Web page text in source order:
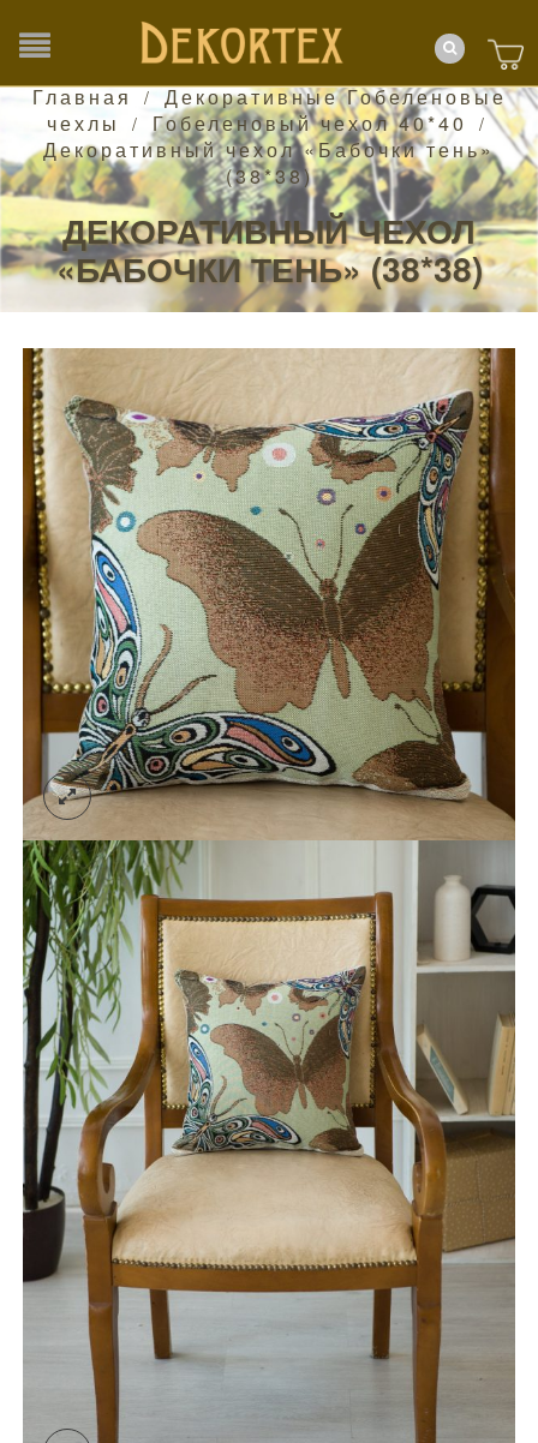
Главная /
Декоративные Гобеленовые
чехлы
/ Гобеленовый чехол 40*40 /
Декоративный чехол «Бабочки тень»
(38*38)
ДЕКОРАТИВНЫЙ ЧЕХОЛ
«БАБОЧКИ ТЕНЬ» (38*38)